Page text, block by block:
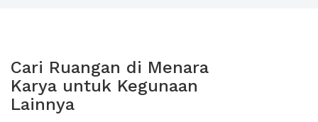
Cari Ruangan di Menara
Karya untuk Kegunaan
Lainnya